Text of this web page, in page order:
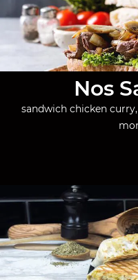
Nos
sandwich chicken